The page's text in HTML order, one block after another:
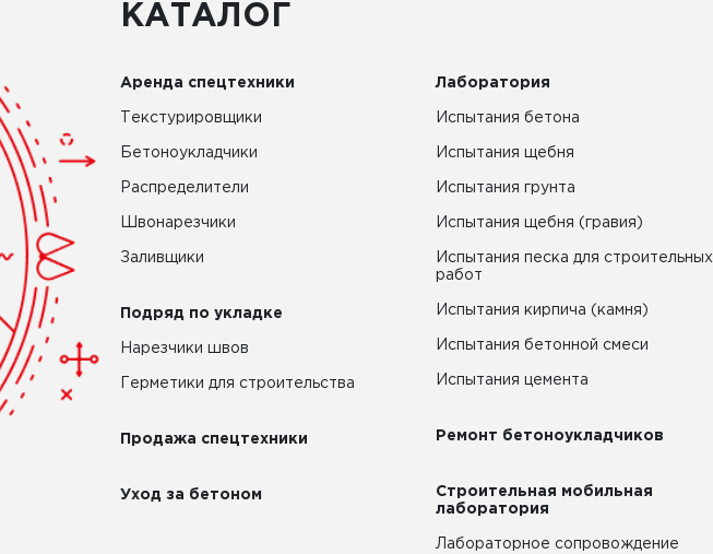
КАТАЛОГ
Аренда спецтехники
Текстурировщики
Бетоноукладчики
Распределители
Швонарезчики
Заливщики
Подряд по укладке
Нарезчики швов
Герметики для строительства
Продажа спецтехники
Уход за бетоном
Лаборатория
Испытания бетона
Испытания щебня
Испытания грунта
Испытания щебня (гравия)
Испытания песка для строительных
работ
Испытания кирпича (камня)
Испытания бетонной смеси
Испытания цемента
Ремонт бетоноукладчиков
Строительная мобильная
лаборатория
Лабораторное сопровождение